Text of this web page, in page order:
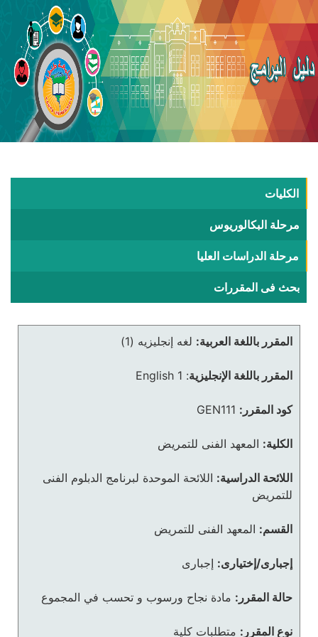
الكليات
مرحلة البكالوريوس
مرحلة الدراسات العليا
بحث فى المقررات
المقرر باللغة العربية: لغه إنجليزيه (1)
المقرر باللغة الإنجليزية:
English 1
كود المقرر: GEN111
الكلية: المعهد الفنى للتمريض
اللائحة الدراسية: اللائحة الموحدة لبرنامج الدبلوم الفنى
للتمريض
القسم: المعهد الفنى للتمريض
إجبارى/إختيارى: إجبارى
حالة المقرر: مادة نجاح ورسوب و تحسب في المجموع
نوع المقرر: متطلبات كلية